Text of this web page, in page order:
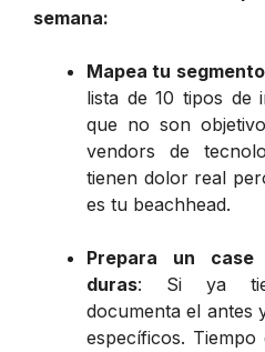
semana:
Mapea tu
lista de 10 tipos de
que no son
vendors de
tienen dolor real
es tu beachhead.
Prepara un
duras: Si ya
documenta el antes
específicos. Tiempo